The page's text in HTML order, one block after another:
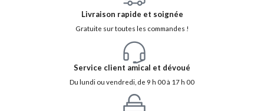
Livraison rapide et soignée
Gratuite sur toutes les commandes !
Service client amical et dévoué
Du lundi ou vendredi, de 9 h 00 à 17 h 00